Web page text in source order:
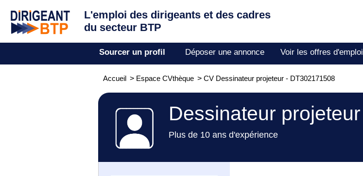
L'emploi des dirigeants et des cadres
du secteur BTP
Sourcer un profil Déposer une annonce Voir les offres d'emploi
Accueil > Espace CVthèque > CV Dessinateur projeteur - DT302171508
Dessinateur projeteur
Plus de 10 ans d'expérience